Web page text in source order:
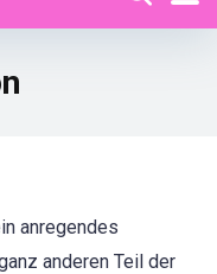
anregendes
anderen Teil der